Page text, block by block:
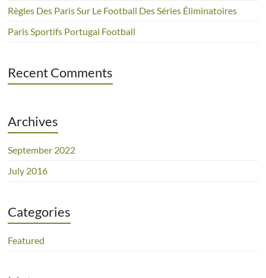
Règles Des Paris Sur Le Football Des Séries Éliminatoires
Paris Sportifs Portugal Football
Recent Comments
Archives
September 2022
July 2016
Categories
Featured